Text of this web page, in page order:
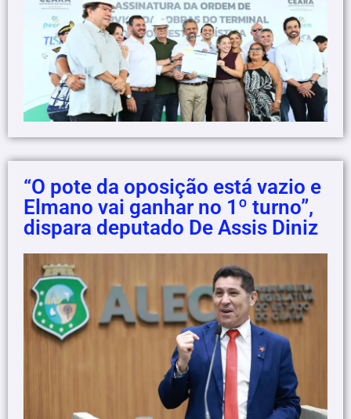
“O pote da oposição está vazio e
Elmano vai ganhar no 1º turno”,
dispara deputado De Assis Diniz